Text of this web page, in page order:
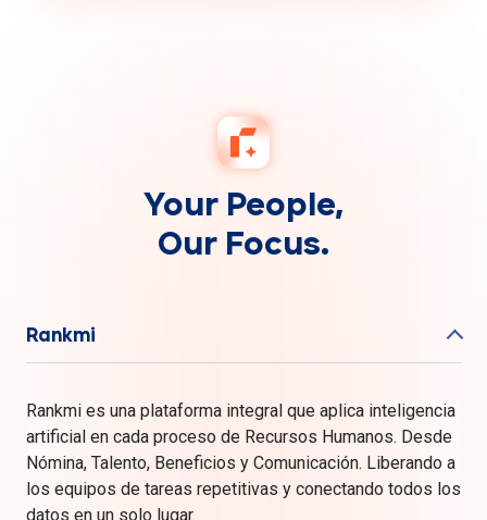
Your People,
Our Focus.
Rankmi
Rankmi es una plataforma integral que aplica inteligencia
artificial en cada proceso de Recursos Humanos. Desde
Nómina, Talento, Beneficios y Comunicación. Liberando a
los equipos de tareas repetitivas y conectando todos los
datos en un solo lugar.